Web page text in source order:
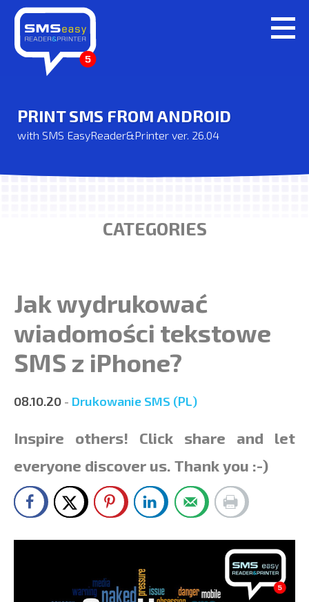
PRINT SMS FROM ANDROID
with SMS EasyReader&Printer ver. 26.04
CATEGORIES
Jak wydrukować
wiadomości tekstowe
SMS z iPhone?
08.10.20 - Drukowanie SMS (PL)
Inspire others! Click share and let
everyone discover us. Thank you :-)